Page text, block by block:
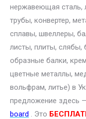
нержавеющая сталь,
трубы, конвертер,
сплавы, швеллеры,
листы, плиты,
образные балки,
цветные металлы,
вольфрам, литье) в
предложение здесь
board . Это